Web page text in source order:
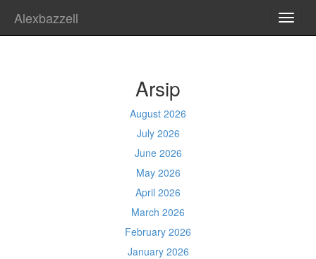
Alexbazzell
Arsip
August 2026
July 2026
June 2026
May 2026
April 2026
March 2026
February 2026
January 2026